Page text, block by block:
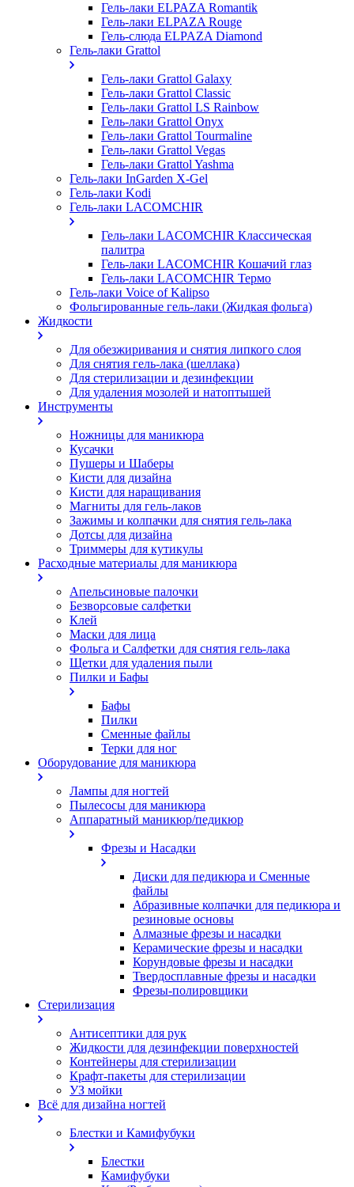
Гель-лаки ELPAZA Romantik
Гель-лаки ELPAZA Rouge
Гель-слюда ELPAZA Diamond
Гель-лаки Grattol
Гель-лаки Grattol Galaxy
Гель-лаки Grattol Classic
Гель-лаки Grattol LS Rainbow
Гель-лаки Grattol Onyx
Гель-лаки Grattol Tourmaline
Гель-лаки Grattol Vegas
Гель-лаки Grattol Yashma
Гель-лаки InGarden X-Gel
Гель-лаки Kodi
Гель-лаки LACOMCHIR
Гель-лаки LACOMCHIR Классическая
палитра
Гель-лаки LACOMCHIR Кошачий глаз
Гель-лаки LACOMCHIR Термо
Гель-лаки Voice of Kalipso
Фольгированные гель-лаки (Жидкая фольга)
Жидкости
Для обезжиривания и снятия липкого слоя
Для снятия гель-лака (шеллака)
Для стерилизации и дезинфекции
Для удаления мозолей и натоптышей
Инструменты
Ножницы для маникюра
Кусачки
Пушеры и Шаберы
Кисти для дизайна
Кисти для наращивания
Магниты для гель-лаков
Зажимы и колпачки для снятия гель-лака
Дотсы для дизайна
Триммеры для кутикулы
Расходные материалы для маникюра
Апельсиновые палочки
Безворсовые салфетки
Клей
Маски для лица
Фольга и Салфетки для снятия гель-лака
Щетки для удаления пыли
Пилки и Бафы
Бафы
Пилки
Сменные файлы
Терки для ног
Оборудование для маникюра
Лампы для ногтей
Пылесосы для маникюра
Аппаратный маникюр/педикюр
Фрезы и Насадки
Диски для педикюра и Сменные
файлы
Абразивные колпачки для педикюра и
резиновые основы
Алмазные фрезы и насадки
Керамические фрезы и насадки
Корундовые фрезы и насадки
Твердосплавные фрезы и насадки
Фрезы-полировщики
Стерилизация
Антисептики для рук
Жидкости для дезинфекции поверхностей
Контейнеры для стерилизации
Крафт-пакеты для стерилизации
УЗ мойки
Всё для дизайна ногтей
Блестки и Камифубуки
Блестки
Камифубуки